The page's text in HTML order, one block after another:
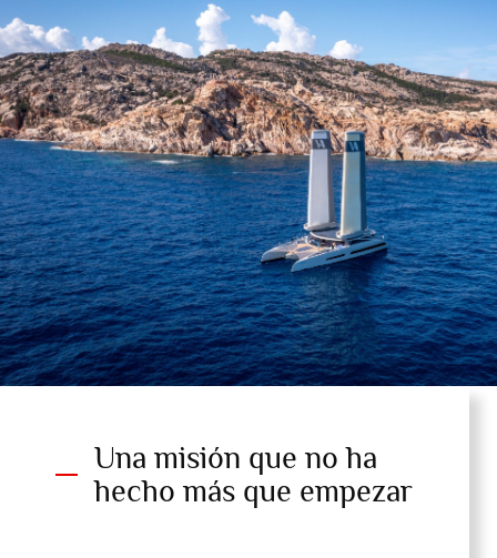
Una misión que no ha
hecho más que empezar